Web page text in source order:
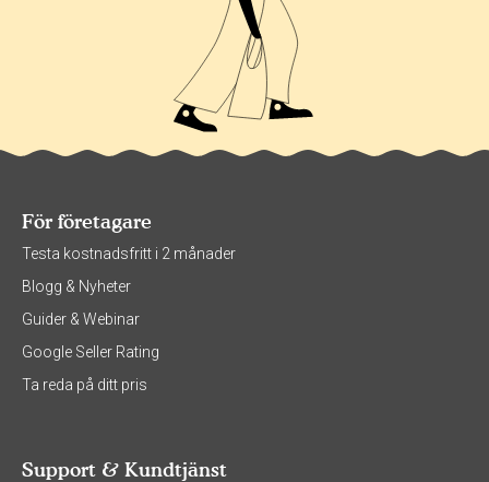
För företagare
Testa kostnadsfritt i 2 månader
Blogg & Nyheter
Guider & Webinar
Google Seller Rating
Ta reda på ditt pris
Support & Kundtjänst